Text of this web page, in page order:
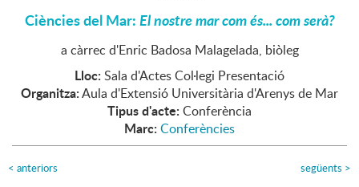
Ciències del Mar:El nostre mar com és... com serà?
a càrrec d'Enric Badosa Malagelada, biòleg
Lloc: Sala d'Actes Col·legi Presentació
Organitza:Aula d'Extensió Universitària d'Arenys de Mar
Tipus d'acte: Conferència
Marc: Conferències
< anteriors següents >